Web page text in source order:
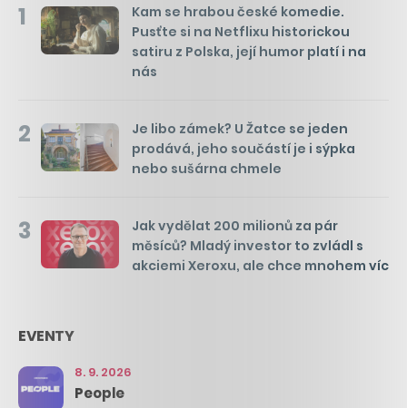
1
Kam se hrabou české komedie.
Pusťte si na Netflixu historickou
satiru z Polska, její humor platí i na
nás
2
Je libo zámek? U Žatce se jeden
prodává, jeho součástí je i sýpka
nebo sušárna chmele
3
Jak vydělat 200 milionů za pár
měsíců? Mladý investor to zvládl s
akciemi Xeroxu, ale chce mnohem víc
EVENTY
8. 9. 2026
People